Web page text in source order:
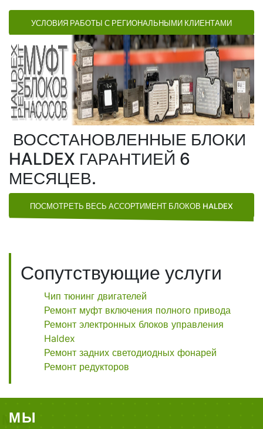
УСЛОВИЯ РАБОТЫ С РЕГИОНАЛЬНЫМИ КЛИЕНТАМИ
ВОССТАНОВЛЕННЫЕ БЛОКИ
HALDEX ГАРАНТИЕЙ 6
МЕСЯЦЕВ.
ПОСМОТРЕТЬ ВЕСЬ АССОРТИМЕНТ БЛОКОВ HALDEX
Сопутствующие услуги
Чип тюнинг двигателей
Ремонт муфт включения полного привода
Ремонт электронных блоков управления
Haldex
Ремонт задних светодиодных фонарей
Ремонт редукторов
МЫ